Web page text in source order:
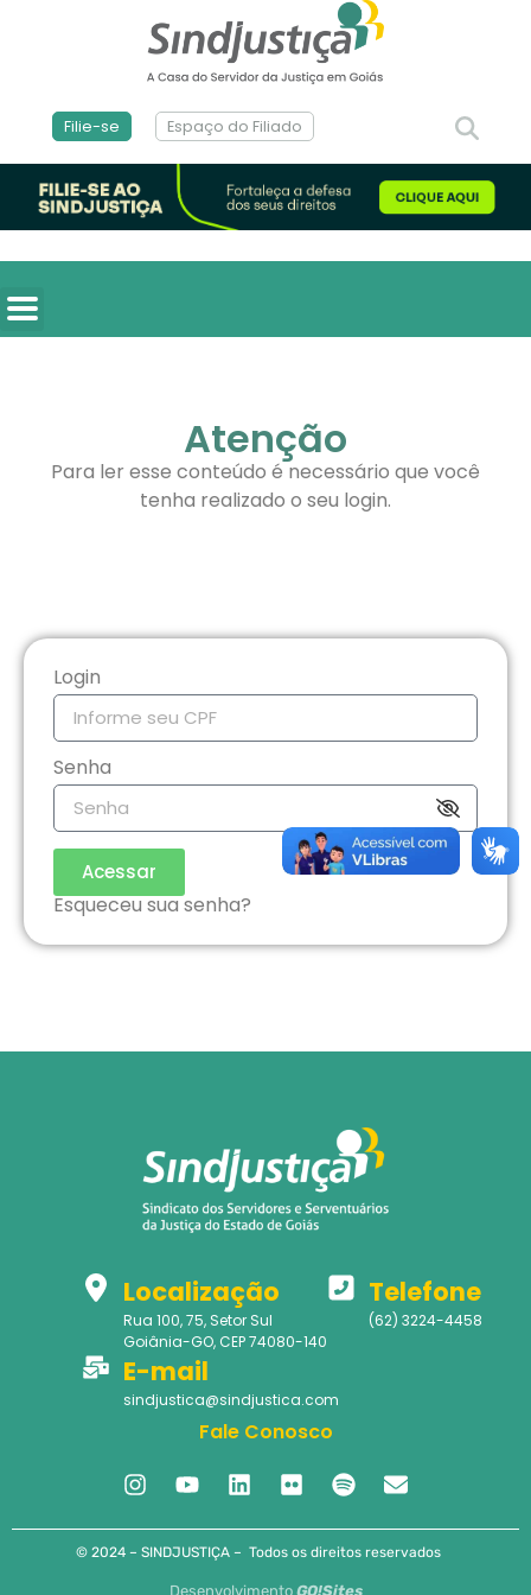
Filie-se Espaço do Filiado
Atenção
Para ler esse conteúdo é necessário que você
tenha realizado o seu login.
Login
Senha
Acessar
Esqueceu sua senha?
Localização
Rua 100, 75, Setor Sul
Goiânia-GO, CEP 74080-140
Telefone
(62) 3224-4458
E-mail
sindjustica@sindjustica.com
Fale Conosco
© 2024 – SINDJUSTIÇA – Todos os direitos reservados
Desenvolvimento GO!Sites